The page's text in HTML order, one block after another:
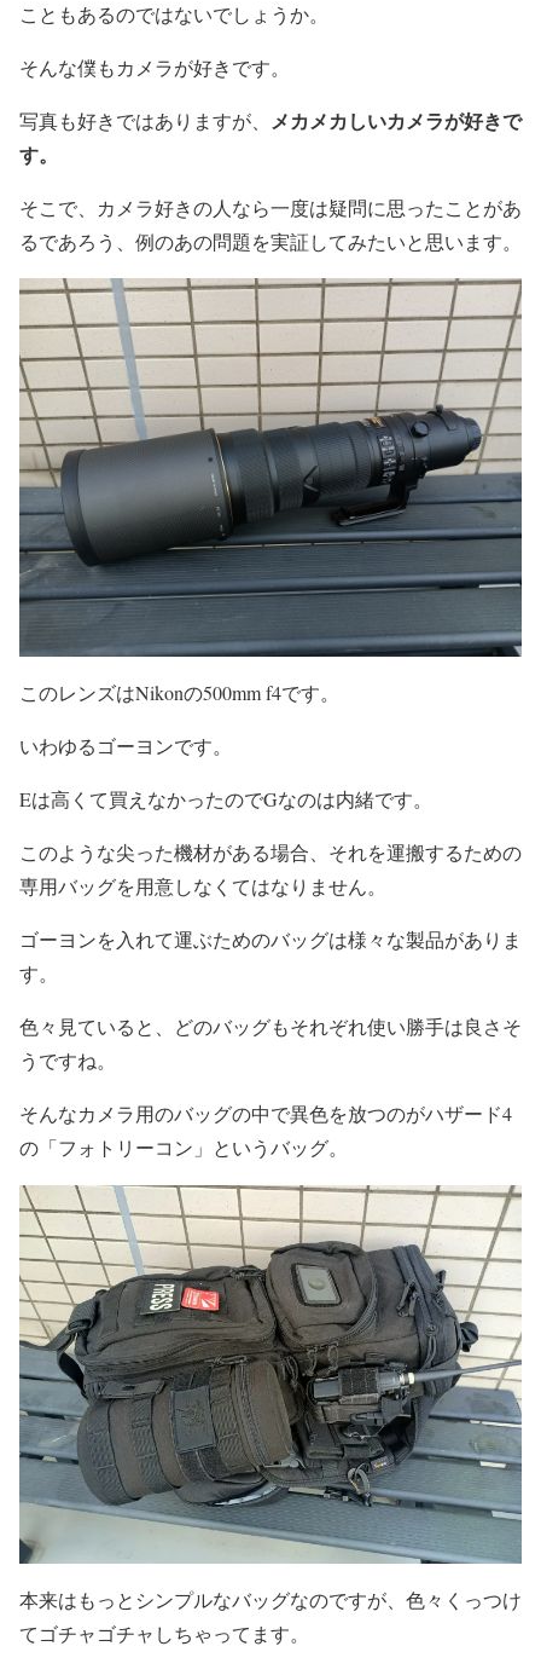
こともあるのではないでしょうか。
そんな僕もカメラが好きです。
写真も好きではありますが、 メカメカしいカメラが好きで
す。
そこで、カメラ好きの人なら一度は疑問に思ったことがあ
るであろう、例のあの問題を実証してみたいと思います。
このレンズはNikonの500mm f4です。
いわゆるゴーヨンです。
Eは高くて買えなかったのでGなのは内緒です。
このような尖った機材がある場合、それを運搬するための
専用バッグを用意しなくてはなりません。
ゴーヨンを入れて運ぶためのバッグは様々な製品がありま
す。
色々見ていると、どのバッグもそれぞれ使い勝手は良さそ
うですね。
そんなカメラ用のバッグの中で異色を放つのがハザード4
の「フォトリーコン」というバッグ。
本来はもっとシンプルなバッグなのですが、色々くっつけ
てゴチャゴチャしちゃってます。